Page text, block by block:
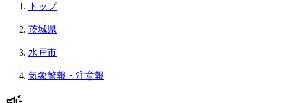
トップ
茨城県
水戸市
気象警報・注意報